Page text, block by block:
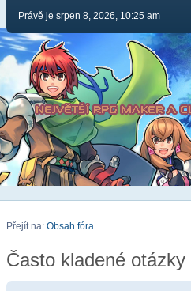
Právě je srpen 8, 2026, 10:25 am
Přejít na: Obsah fóra
Často kladené otázky